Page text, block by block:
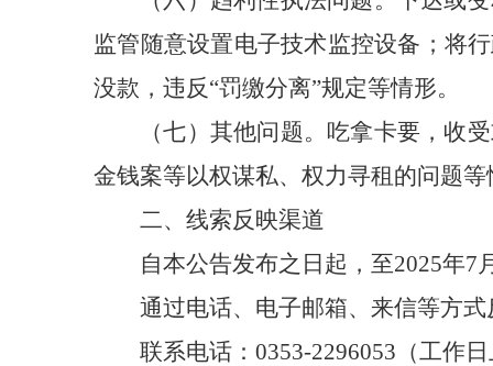
监管随意设置电子技术监控设备；将
没款，违反“罚缴分离”规定等情形。
（七）其他问题。吃拿卡要，收
金钱案等以权谋私、权力寻租的问题等
二、线索反映渠道
自本公告发布之日起，至2025年7
通过电话、电子邮箱、来信等方
联系电话：0353-2296053（工作